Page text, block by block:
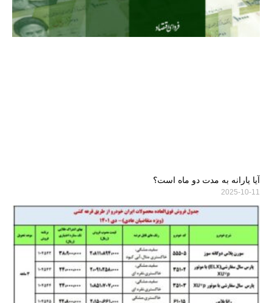
آیا یارانه به مدت دو ماه است؟
2025-10-11